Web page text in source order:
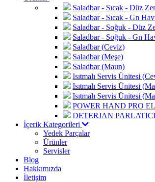
Saladbar - Sıcak - Düz
Saladbar - Sıcak - Gn
Saladbar - Soğuk - Düz
Saladbar - Soğuk - Gn
Saladbar (Ceviz)
Saladbar (Meşe)
Saladbar (Maun)
Isıtmalı Servis Ünitesi
Isıtmalı Servis Ünitesi
Isıtmalı Servis Ünitesi
POWER HAND PRO
DETERJAN
İçerik Kategorileri
Yedek Parçalar
Ürünler
Servisler
Blog
Hakkımızda
İletişim